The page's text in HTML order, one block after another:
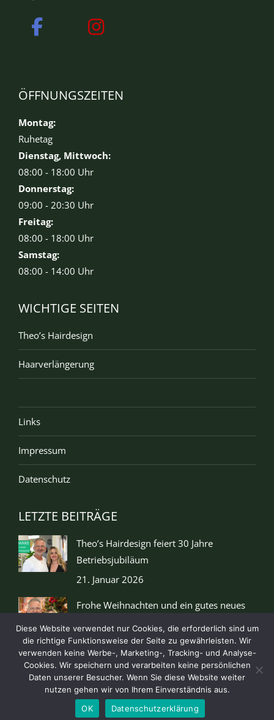
ÖFFNUNGSZEITEN
Montag:
Ruhetag
Dienstag, Mittwoch:
08:00 - 18:00 Uhr
Donnerstag:
09:00 - 20:30 Uhr
Freitag:
08:00 - 18:00 Uhr
Samstag:
08:00 - 14:00 Uhr
WICHTIGE SEITEN
Theo’s Hairdesign
Haarverlängerung
Links
Impressum
Datenschutz
LETZTE BEITRÄGE
Theo’s Hairdesign feiert 30 Jahre
Betriebsjubiläum
21. Januar 2026
Frohe Weihnachten und ein gutes neues
15. Dezember 2025
©2020 by Theo's Hairdesign. All rights reserved.
09123/5555
info@theos-hairdesign.de
Diese Website verwendet nur Cookies, die erforderlich sind um
die richtige Funktionsweise der Seite zu gewährleisten. Wir
verwenden keine Werbe-, Marketing-, Tracking- und Analyse-
Cookies. Wir speichern und verarbeiten keine persönlichen
Daten unserer Besucher. Wenn Sie diese Website weiter
nutzen gehen wir von Ihrem Einverständnis aus.
OK
Datenschutzerklärung